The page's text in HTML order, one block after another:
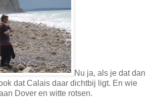
Nu ja, als je dat dan
dat Calais daar dichtbij ligt. En wie
Dover en witte rotsen.